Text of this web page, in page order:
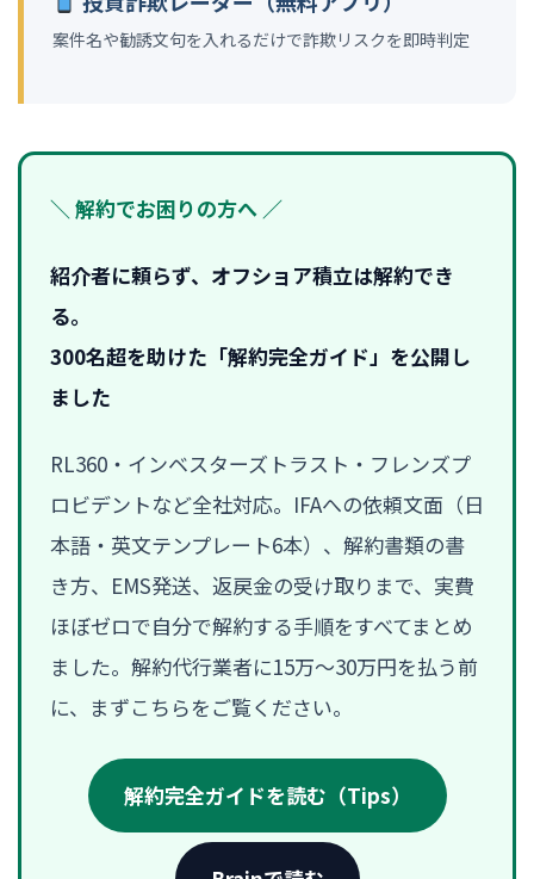
案件名や勧誘文句を入れるだけで詐欺リスクを即時判定
＼ 解約でお困りの方へ ／
紹介者に頼らず、オフショア積立は解約でき
る。
300名超を助けた「解約完全ガイド」を公開し
ました
RL360・インベスターズトラスト・フレンズプ
ロビデントなど全社対応。IFAへの依頼文面（日
本語・英文テンプレート6本）、解約書類の書
き方、EMS発送、返戻金の受け取りまで、実費
ほぼゼロで自分で解約する手順をすべてまとめ
ました。解約代行業者に15万〜30万円を払う前
に、まずこちらをご覧ください。
解約完全ガイドを読む（Tips）